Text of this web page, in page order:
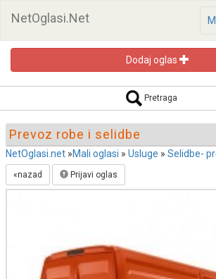
NetOglasi.Net
Dodaj oglas
Pretraga
Pretraga oglasa
Prevoz robe i selidbe
NetOglasi.net »Mali oglasi » Usluge » Selidbe-
«nazad Prijavi oglas